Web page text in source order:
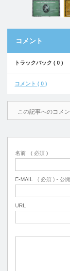
コメント
トラックバック ( 0 )
コメント ( 0 )
この記事へのコメ
名前 ( 必須 )
E-MAIL ( 必須 ) - 公
URL